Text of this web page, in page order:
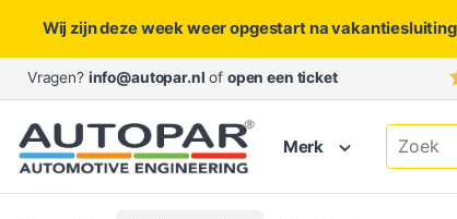
Wij zijn deze week weer opgestart na
Skip to navigation
Skip to content
Vragen? info@autopar.nl of open een ticket
Merk
Search